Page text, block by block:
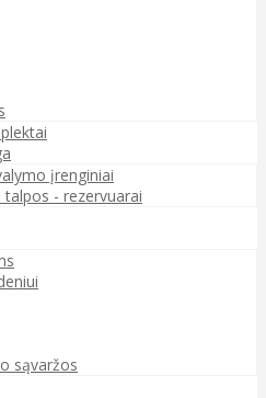
įrenginiai
- rezervuarai
sąvaržos